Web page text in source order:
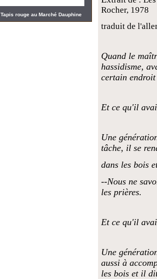
Tapis rouge au Marché Dauphine
Rocher, 1978
traduit de
Quand le
hassidisme,
certain
Et ce qu'il
Une
tâche, il se
dans les bois
--Nous ne
les prières.
Et ce qu'il
Une
aussi à
les bois et il